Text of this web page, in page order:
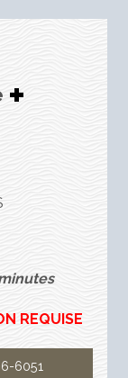
+
REQUISE
6051